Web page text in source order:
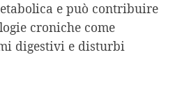
e può contribuire
croniche come
digestivi e disturbi